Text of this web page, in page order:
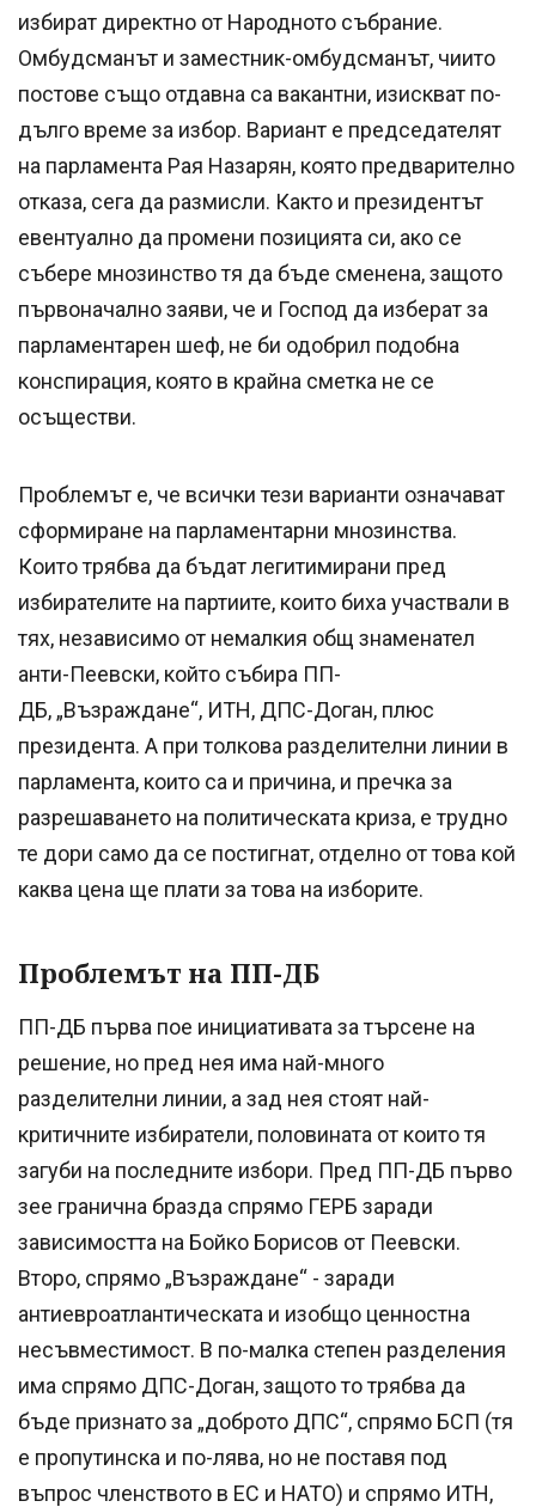
избират директно от Народното събрание.
Омбудсманът и заместник-омбудсманът, чиито
постове също отдавна са вакантни, изискват по-
дълго време за избор. Вариант е председателят
на парламента Рая Назарян, която предварително
отказа, сега да размисли. Както и президентът
евентуално да промени позицията си, ако се
събере мнозинство тя да бъде сменена, защото
първоначално заяви, че и Господ да изберат за
парламентарен шеф, не би одобрил подобна
конспирация, която в крайна сметка не се
осъществи.
Проблемът е, че всички тези варианти означават
сформиране на парламентарни мнозинства.
Които трябва да бъдат легитимирани пред
избирателите на партиите, които биха участвали в
тях, независимо от немалкия общ знаменател
анти-Пеевски, който събира ПП-
ДБ, „Възраждане“, ИТН, ДПС-Доган, плюс
президента. А при толкова разделителни линии в
парламента, които са и причина, и пречка за
разрешаването на политическата криза, е трудно
те дори само да се постигнат, отделно от това кой
каква цена ще плати за това на изборите.
Проблемът на ПП-ДБ
ПП-ДБ първа пое инициативата за търсене на
решение, но пред нея има най-много
разделителни линии, а зад нея стоят най-
критичните избиратели, половината от които тя
загуби на последните избори. Пред ПП-ДБ първо
зее гранична бразда спрямо ГЕРБ заради
зависимостта на Бойко Борисов от Пеевски.
Второ, спрямо „Възраждане“ - заради
антиевроатлантическата и изобщо ценностна
несъвместимост. В по-малка степен разделения
има спрямо ДПС-Доган, защото то трябва да
бъде признато за „доброто ДПС“, спрямо БСП (тя
е пропутинска и по-лява, но не поставя под
въпрос членството в ЕС и НАТО) и спрямо ИТН,